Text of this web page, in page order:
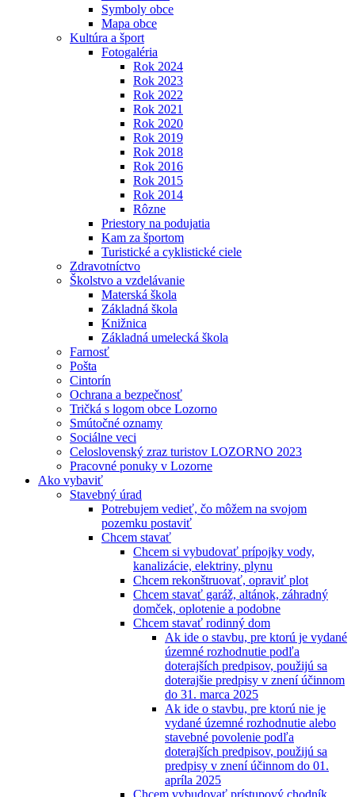
Symboly obce
Mapa obce
Kultúra a šport
Fotogaléria
Rok 2024
Rok 2023
Rok 2022
Rok 2021
Rok 2020
Rok 2019
Rok 2018
Rok 2016
Rok 2015
Rok 2014
Rôzne
Priestory na podujatia
Kam za športom
Turistické a cyklistické ciele
Zdravotníctvo
Školstvo a vzdelávanie
Materská škola
Základná škola
Knižnica
Základná umelecká škola
Farnosť
Pošta
Cintorín
Ochrana a bezpečnosť
Tričká s logom obce Lozorno
Smútočné oznamy
Sociálne veci
Celoslovenský zraz turistov LOZORNO 2023
Pracovné ponuky v Lozorne
Ako vybaviť
Stavebný úrad
Potrebujem vedieť, čo môžem na svojom
pozemku postaviť
Chcem stavať
Chcem si vybudovať prípojky vody,
kanalizácie, elektriny, plynu
Chcem rekonštruovať, opraviť plot
Chcem stavať garáž, altánok, záhradný
domček, oplotenie a podobne
Chcem stavať rodinný dom
Ak ide o stavbu, pre ktorú je vydané
územné rozhodnutie podľa
doterajších predpisov, použijú sa
doterajšie predpisy v znení účinnom
do 31. marca 2025
Ak ide o stavbu, pre ktorú nie je
vydané územné rozhodnutie alebo
stavebné povolenie podľa
doterajších predpisov, použijú sa
predpisy v znení účinnom do 01.
apríla 2025
Chcem vybudovať prístupový chodník,